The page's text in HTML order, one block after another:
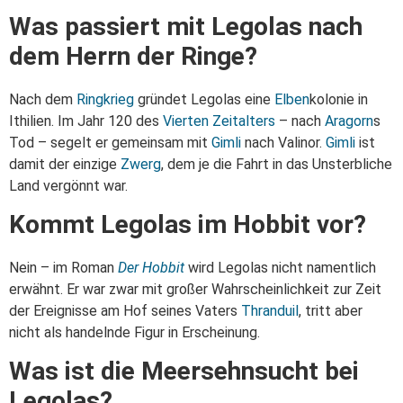
Was passiert mit Legolas nach
dem Herrn der Ringe?
Nach dem Ringkrieg gründet Legolas eine Elbenkolonie in
Ithilien. Im Jahr 120 des Vierten Zeitalters – nach Aragorns
Tod – segelt er gemeinsam mit Gimli nach Valinor. Gimli ist
damit der einzige Zwerg, dem je die Fahrt in das Unsterbliche
Land vergönnt war.
Kommt Legolas im Hobbit vor?
Nein – im Roman Der Hobbit wird Legolas nicht namentlich
erwähnt. Er war zwar mit großer Wahrscheinlichkeit zur Zeit
der Ereignisse am Hof seines Vaters Thranduil, tritt aber
nicht als handelnde Figur in Erscheinung.
Was ist die Meersehnsucht bei